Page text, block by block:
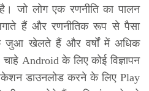
जो लोग एक रणनीति का पालन
हैं और रणनीतिक रूप से पैसा
जुआ खेलते हैं और वर्षों में अधिक
Android के लिए कोई विज्ञापन
डाउनलोड करने के लिए Play